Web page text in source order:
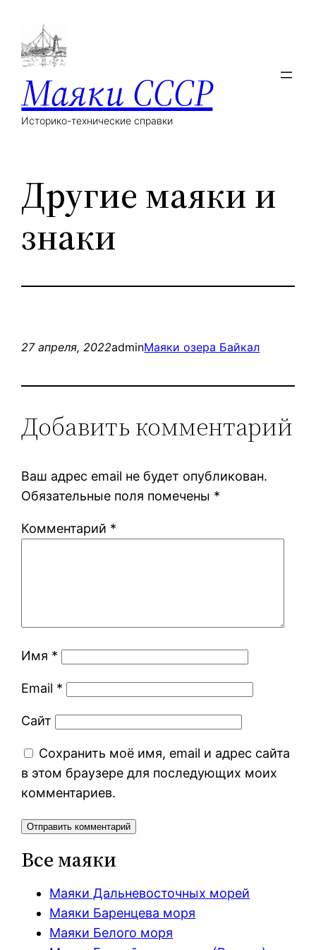
Маяки СССР
Историко-технические справки
Другие маяки и
знаки
27 апреля, 2022adminМаяки озера Байкал
Добавить комментарий
Ваш адрес email не будет опубликован.
Обязательные поля помечены *
Комментарий *
Имя *
Email *
Сайт
Сохранить моё имя, email и адрес сайта
в этом браузере для последующих моих
комментариев.
Все маяки
Маяки Дальневосточных морей
Маяки Баренцева моря
Маяки Белого моря